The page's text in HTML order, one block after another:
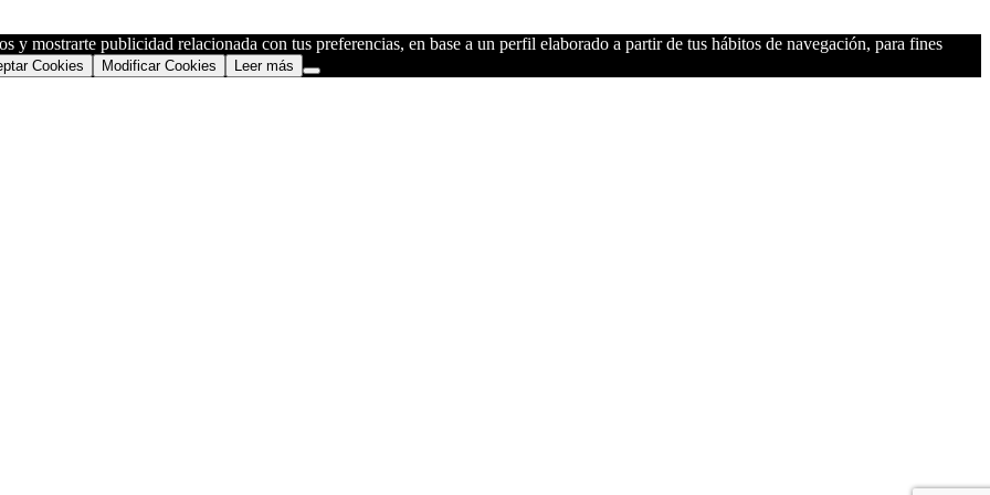
y mostrarte publicidad relacionada con tus preferencias, en base a un perfil elaborado a partir de tus hábitos de navegación, para fines
Cookies Modificar Cookies Leer más